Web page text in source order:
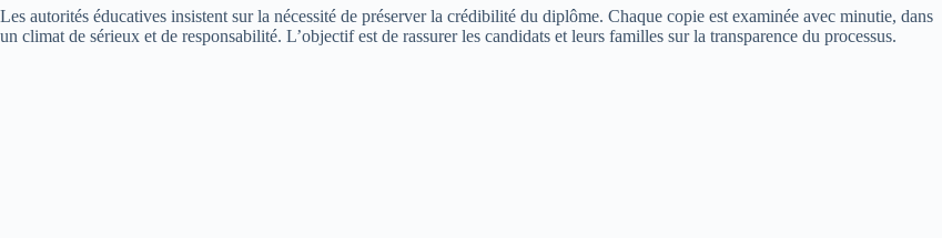
Les autorités éducatives insistent sur la nécessité de préserver la crédibilité du diplôme. Chaque copie est examinée avec minutie, dans
un climat de sérieux et de responsabilité. L’objectif est de rassurer les candidats et leurs familles sur la transparence du processus.